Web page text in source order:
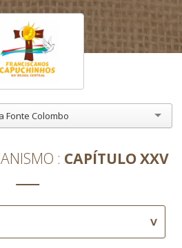
Fonte Colombo
CAPÍTULO XXV